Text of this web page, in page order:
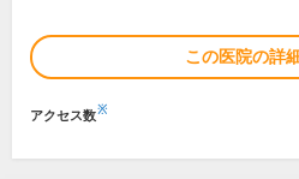
この医院の詳
アクセス数※